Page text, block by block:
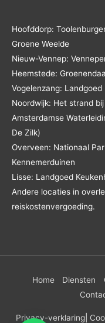
Hoofddorp:
Groene Weelde
Nieuw-Vennep:
Heemstede:
Vogelenzang: Landgoed
Noordwijk: Het strand
Amsterdamse
De Zilk)
Overveen: Nationaal
Kennemerduinen
Lisse: Landgoed
Andere locaties in
reiskostenvergoeding.
Home Diensten
Privacy-verklaring